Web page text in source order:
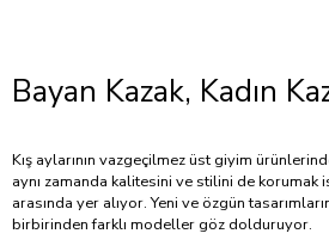
Bayan Kazak, Kadın
Kış aylarının vazgeçilmez üst giyim
aynı zamanda kalitesini ve stilini de korumak
arasında yer alıyor. Yeni ve özgün
birbirinden farklı modeller göz dolduruyor.